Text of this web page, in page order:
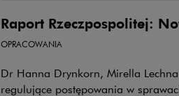
Raport Rzeczpospolitej:
OPRACOWANIA
Dr Hanna Drynkorn, Mirella
regulujące postępowania w